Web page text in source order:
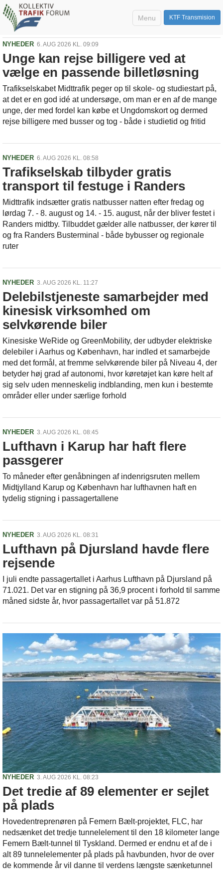
KTF Transmision
Menu
NYHEDER 6. AUG 2026 KL. 09:09
Unge kan rejse billigere ved at
vælge en passende billetløsning
Trafikselskabet Midttrafik peger op til skole- og studiestart på,
at det er en god idé at undersøge, om man er en af de mange
unge, der med fordel kan købe et Ungdomskort og dermed
rejse billigere med busser og tog - både i studietid og fritid
NYHEDER 6. AUG 2026 KL. 08:58
Trafikselskab tilbyder gratis
transport til festuge i Randers
Midttrafik indsætter gratis natbusser natten efter fredag og
lørdag 7. - 8. august og 14. - 15. august, når der bliver festet i
Randers midtby. Tilbuddet gælder alle natbusser, der kører til
og fra Randers Busterminal - både bybusser og regionale
ruter
NYHEDER 3. AUG 2026 KL. 11:27
Delebilstjeneste samarbejder med
kinesisk virksomhed om
selvkørende biler
Kinesiske WeRide og GreenMobility, der udbyder elektriske
delebiler i Aarhus og København, har indled et samarbejde
med det formål, at fremme selvkørende biler på Niveau 4, der
betyder høj grad af autonomi, hvor køretøjet kan køre helt af
sig selv uden menneskelig indblanding, men kun i bestemte
områder eller under særlige forhold
NYHEDER 3. AUG 2026 KL. 08:45
Lufthavn i Karup har haft flere
passgerer
To måneder efter genåbningen af indenrigsruten mellem
Midtjylland Karup og København har lufthavnen haft en
tydelig stigning i passagertallene
NYHEDER 3. AUG 2026 KL. 08:31
Lufthavn på Djursland havde flere
rejsende
I juli endte passagertallet i Aarhus Lufthavn på Djursland på
71.021. Det var en stigning på 36,9 procent i forhold til samme
måned sidste år, hvor passagertallet var på 51.872
NYHEDER 3. AUG 2026 KL. 08:23
Det tredie af 89 elementer er sejlet
på plads
Hovedentreprenøren på Femern Bælt-projektet, FLC, har
nedsænket det tredje tunnelelement til den 18 kilometer lange
Femern Bælt-tunnel til Tyskland. Dermed er endnu et af de i
alt 89 tunnelelementer på plads på havbunden, hvor de over
de kommende år vil danne til verdens længste sænketunnel